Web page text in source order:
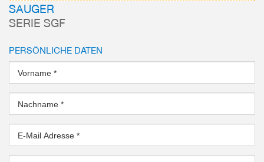
SAUGER
SERIE SGF
PERSÖNLICHE DATEN
Vorname *
Nachname *
E-Mail Adresse *